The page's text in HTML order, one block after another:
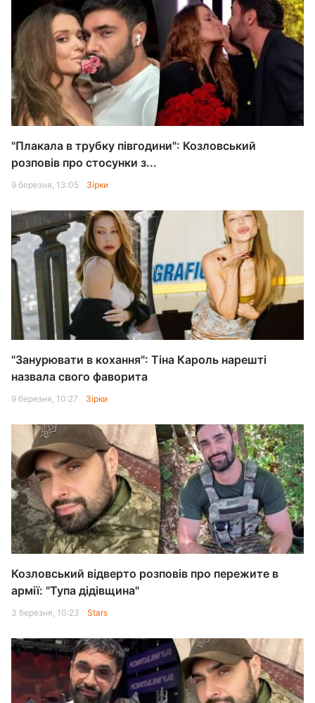
"Плакала в трубку півгодини": Козловський
розповів про стосунки з...
9 березня, 13:05 Зірки
"Занурювати в кохання": Тіна Кароль нарешті
назвала свого фаворита
9 березня, 10:27 Зірки
Козловський відверто розповів про пережите в
армії: "Тупа дідівщина"
3 березня, 10:23 Stars